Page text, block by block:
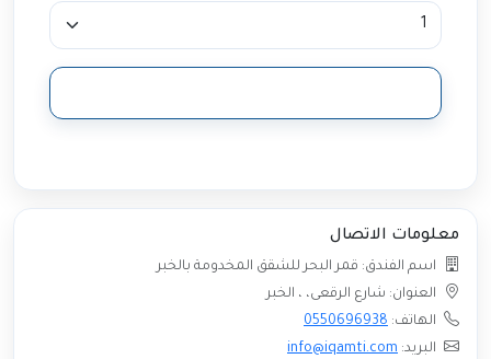
معلومات الاتصال
اسم الفندق: قمر البحر للشقق المخدومة بالخبر
العنوان: شارع الرقعى، ، الخبر
الهاتف: 0550696938
البريد: info@iqamti.com